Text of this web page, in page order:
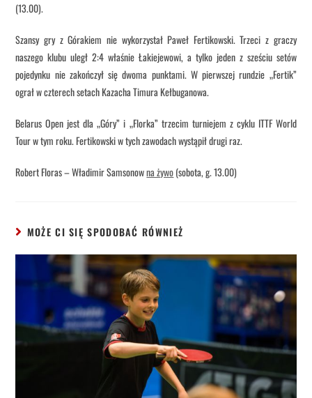
(13.00).
Szansy gry z Górakiem nie wykorzystał Paweł Fertikowski. Trzeci z graczy
naszego klubu uległ 2:4 właśnie Łakiejewowi, a tylko jeden z sześciu setów
pojedynku nie zakończył się dwoma punktami. W pierwszej rundzie „Fertik”
ograł w czterech setach Kazacha Timura Kełbuganowa.
Belarus Open jest dla „Góry” i „Florka” trzecim turniejem z cyklu ITTF World
Tour w tym roku. Fertikowski w tych zawodach wystąpił drugi raz.
Robert Floras – Władimir Samsonowna żywo(sobota, g. 13.00)
MOŻE CI SIĘ SPODOBAĆ RÓWNIEŻ